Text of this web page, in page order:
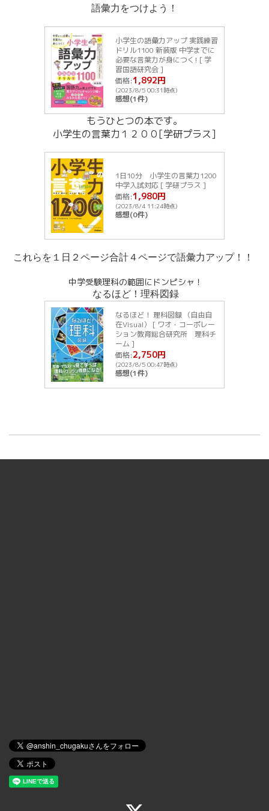
語彙力をつけよう！
小学生の語彙力アップ 実践練習
ドリル1100 新装版 中学までに
必要な言葉力が身につく! [ 学
習国語研究会 ]
価格:1,892円
(2023/8/5 00:31時点)
感想(1件)
もうひとつの本です。
小学生の言葉力１２００[学研プラス]
1日10分 小学生の言葉力1200
中学入試対応 [ 学研プラス ]
価格:1,980円
(2023/8/4 11:24時点)
感想(0件)
これらを１日２ページ合計４ページで語彙力アップ！！
中学受験理科の範囲にドンピシャ！
なるほど！理科図録
なるほど！ 理科図録 （自由自
在Visual） [ ワオ・コーポレー
ション教育総合研究所 理科チ
ーム ]
価格:2,750円
(2023/8/5 00:47時点)
感想(1件)